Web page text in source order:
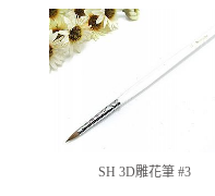
SH 3D雕花筆 #3